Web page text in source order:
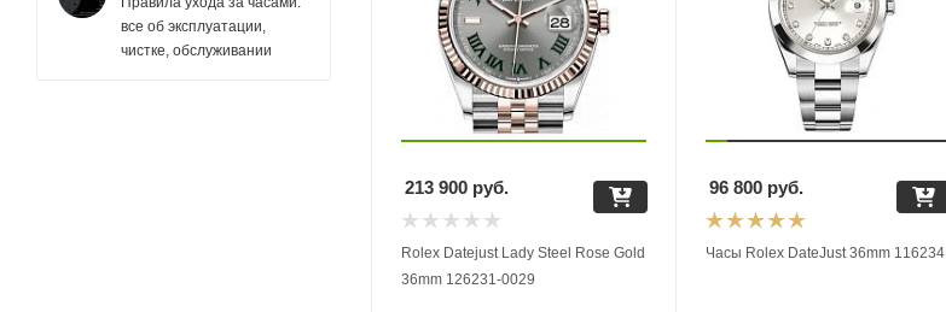
Rolex Datejust Lady Steel Rose Gold
36mm 126231-0029
213 900 руб.
Часы Rolex DateJust 36mm 116234
96 800руб.
все об эксплуатации,
чистке, обслуживании